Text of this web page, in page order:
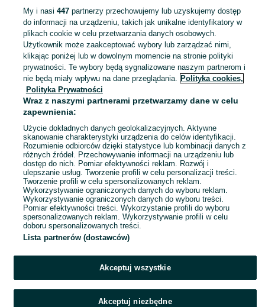
390 zł
407,15 zł z Pakietem Ochronnym
Kraków, Wzgórza Krzesławickie
06 sierpnia 2026
179 zł
Kraków, Wzgórza Krzesławickie
06 sierpnia 2026
1 2 3 ... 43
My i nasi 447partnerzy przechowujemy lub uzyskujemy dostęp
do informacji na urządzeniu, takich jak unikalne identyfikatory w
plikach cookie w celu przetwarzania danych osobowych.
Użytkownik może zaakceptować wybory lub zarządzać nimi,
klikając poniżej lub w dowolnym momencie na stronie polityki
prywatności. Te wybory będą sygnalizowane naszym partnerom i
nie będą miały wpływu na dane przeglądania. Polityka cookies,
Polityka Prywatności
Wraz z naszymi partnerami przetwarzamy dane w celu
zapewnienia:
Użycie dokładnych danych geolokalizacyjnych. Aktywne
skanowanie charakterystyki urządzenia do celów identyfikacji.
Rozumienie odbiorców dzięki statystyce lub kombinacji danych z
różnych źródeł. Przechowywanie informacji na urządzeniu lub
dostęp do nich. Pomiar efektywności reklam. Rozwój i
ulepszanie usług. Tworzenie profili w celu personalizacji treści.
Tworzenie profili w celu spersonalizowanych reklam.
Wykorzystywanie ograniczonych danych do wyboru reklam.
Wykorzystywanie ograniczonych danych do wyboru treści.
Pomiar efektywności treści. Wykorzystanie profili do wyboru
spersonalizowanych reklam. Wykorzystywanie profili w celu
doboru spersonalizowanych treści.
Lista partnerów (dostawców)
Akceptuj wszystkie
Akceptuj niezbędne